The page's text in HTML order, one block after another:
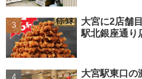
大宮に2店舗
駅北銀座通り
大宮駅東口の